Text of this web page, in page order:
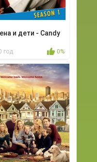
и дети - Candy
год 0%